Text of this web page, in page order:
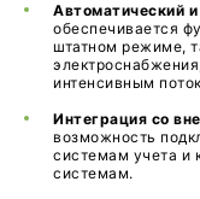
Автоматический
обеспечивается
штатном режиме,
интенсивным
Интеграция со
возможность
системам учета и
системам.